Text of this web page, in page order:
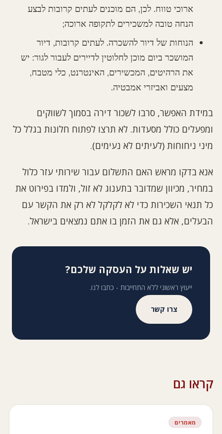
ארוכי טווח. לכן, הם מוכנים לעתים קרובות לבצע
הנחה טובה למשכירים לתקופה ארוכה;
הנוחות של דיור להשכרה. לעתים קרובות, דיור
המושכר ביום מוכן לחלוטין לדיירים לעבור לגור: יש
את הרהיטים, המכשירים, האינטרנט, כלי מטבח,
מצעים ואביזרי אמבטיה.
במידת האפשר, סרבו לשכור דירה בסמוך לשווקים
ומפעלים כולל מסעדות. לא תרצו לפתוח חלונות בגלל כל
מיני ניחוחות (לעיתים לא נעימים).
אנא בדקו מראש האם התשלום עבור שירותי עזר כלול
במחיר, מכיוון שמדובר בתענוג לא זול, ולמדו בפירוט את
כל תנאי השכירות כדי לא לקלקל לא רק את הקשר עם
הבעלים, אלא גם את הזמן בו אתם נמצאים בישראל.
יש שאלות על העסקה שלכם?
ייעוץ ראשוני ללא התחייבות - כתבו לנו.
צרו קשר
קראו גם
מאמרים